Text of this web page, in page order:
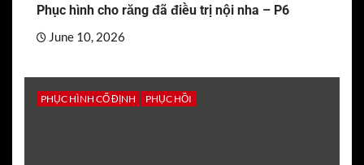
Phục hình cho răng đã điều trị nội nha – P6
June 10, 2026
PHỤC HÌNH CỐ ĐỊNH PHỤC HỒI